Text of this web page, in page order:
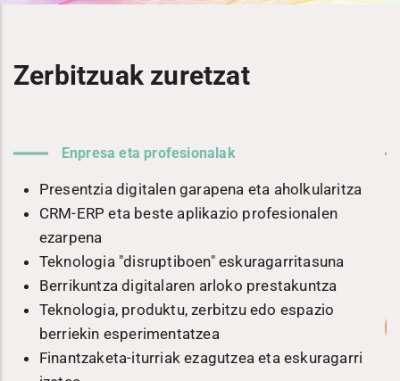
Zerbitzuak zuretzat
Enpresa eta profesionalak
Presentzia digitalen garapena eta aholkularitza
CRM-ERP eta beste aplikazio profesionalen
ezarpena
Teknologia "disruptiboen" eskuragarritasuna
Berrikuntza digitalaren arloko prestakuntza
Teknologia, produktu, zerbitzu edo espazio
berriekin esperimentatzea
Finantzaketa-iturriak ezagutzea eta eskuragarri